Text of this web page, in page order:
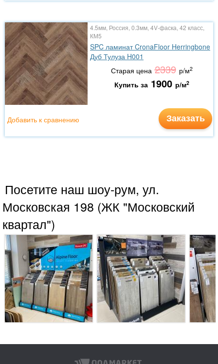
4.5мм, Россия, 0.3мм, 4V-фаска, 42 класс,
КМ5
SPC ламинат CronaFloor Herringbone
Дуб Тулуза H001
Старая цена 2339 р/м2
Купить за 1900 р/м2
Заказать
Добавить к сравнению
Посетите наш шоу-рум, ул.
Московская 198 (ЖК "Московский
квартал")